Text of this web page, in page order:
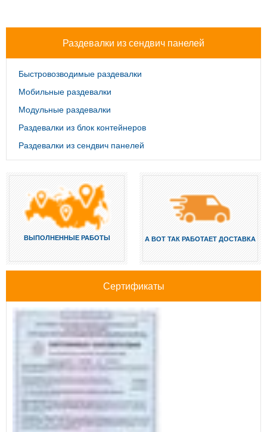
Раздевалки из сендвич панелей
Быстровозводимые раздевалки
Мобильные раздевалки
Модульные раздевалки
Раздевалки из блок контейнеров
Раздевалки из сендвич панелей
ВЫПОЛНЕННЫЕ РАБОТЫ А ВОТ ТАК РАБОТАЕТ ДОСТАВКА
Сертификаты